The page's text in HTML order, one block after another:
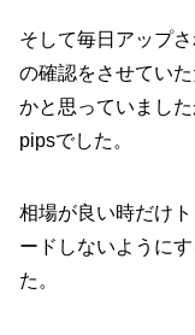
そして毎日アップ
の確認をさせてい
かと思っていまし
pipsでした。
相場が良い時だけ
ードしないように
た。